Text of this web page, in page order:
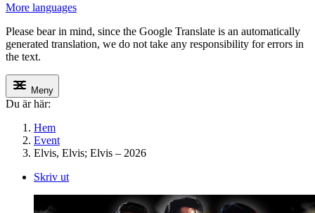
More languages
Please bear in mind, since the Google Translate is an automatically
generated translation, we do not take any responsibility for errors in
the text.
Meny
Du är här:
Hem
Event
Elvis, Elvis; Elvis – 2026
Skriv ut